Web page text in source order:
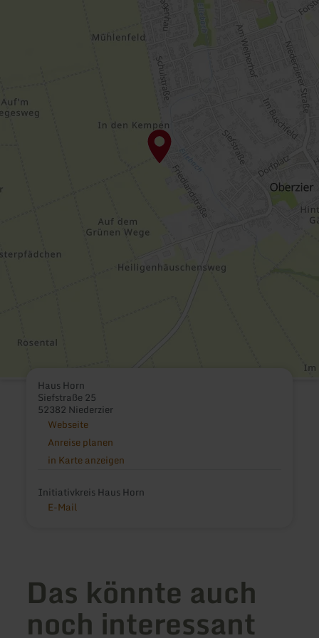
Haus Horn
Siefstraße 25
52382 Niederzier
Webseite
Anreise planen
in Karte anzeigen
Initiativkreis Haus Horn
E-Mail
Das könnte auch
noch interessant